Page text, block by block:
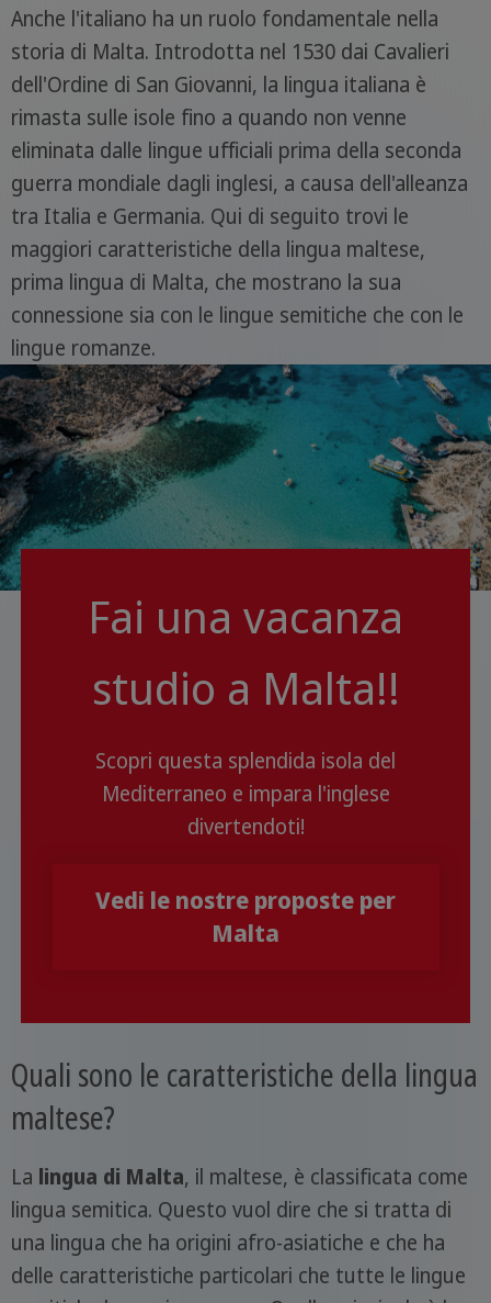
Anche l'italiano ha un ruolo fondamentale nella
storia di Malta. Introdotta nel 1530 dai Cavalieri
dell'Ordine di San Giovanni, la lingua italiana è
rimasta sulle isole fino a quando non venne
eliminata dalle lingue ufficiali prima della seconda
guerra mondiale dagli inglesi, a causa dell'alleanza
tra Italia e Germania. Qui di seguito trovi le
maggiori caratteristiche della lingua maltese,
prima lingua di Malta, che mostrano la sua
connessione sia con le lingue semitiche che con le
lingue romanze.
Fai una vacanza
studio a Malta!!
Scopri questa splendida isola del
Mediterraneo e impara l'inglese
divertendoti!
Vedi le nostre proposte per
Malta
Quali sono le caratteristiche della lingua
maltese?
La lingua di Malta, il maltese, è classificata come
lingua semitica. Questo vuol dire che si tratta di
una lingua che ha origini afro-asiatiche e che ha
delle caratteristiche particolari che tutte le lingue